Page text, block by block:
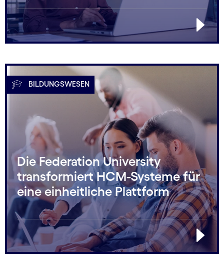
BILDUNGSWESEN
Die Federation University
transformiert HCM-Systeme für
eine einheitliche Plattform